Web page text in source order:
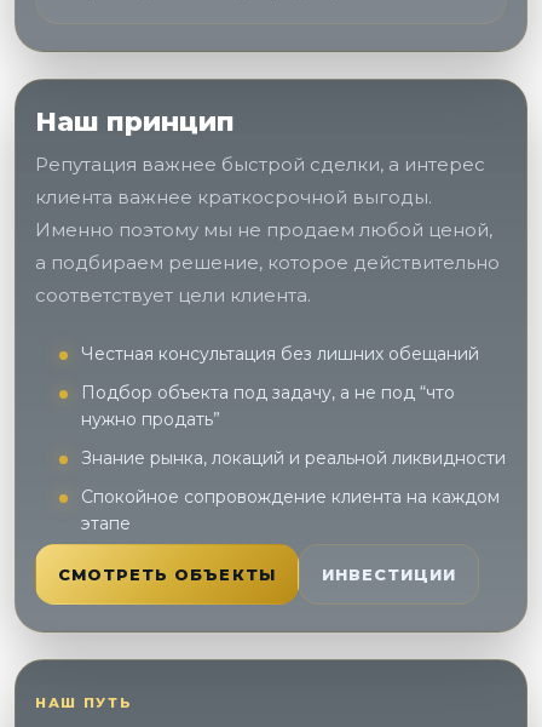
Наш принцип
Репутация важнее быстрой сделки, а интерес
клиента важнее краткосрочной выгоды.
Именно поэтому мы не продаем любой ценой,
а подбираем решение, которое действительно
соответствует цели клиента.
Честная консультация без лишних обещаний
Подбор объекта под задачу, а не под “что
нужно продать”
Знание рынка, локаций и реальной ликвидности
Спокойное сопровождение клиента на каждом
этапе
СМОТРЕТЬ ОБЪЕКТЫ ИНВЕСТИЦИИ
НАШ ПУТЬ